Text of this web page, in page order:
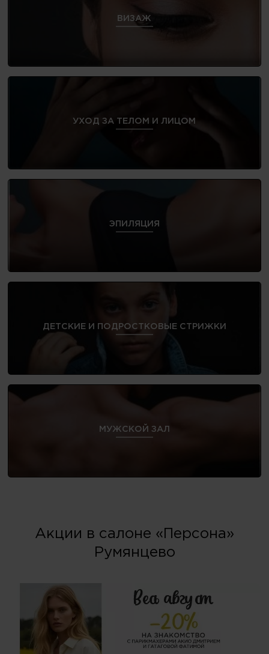
ВИЗАЖ
УХОД ЗА ТЕЛОМ И ЛИЦОМ
ЭПИЛЯЦИЯ
ДЕТСКИЕ И ПОДРОСТКОВЫЕ СТРИЖКИ
МУЖСКОЙ ЗАЛ
Акции в салоне «Персона»
Румянцево